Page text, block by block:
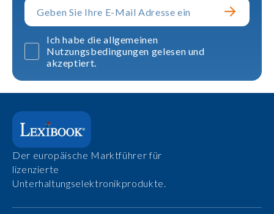
Ich habe die allgemeinen
Nutzungsbedingungen gelesen und
akzeptiert.
Der europäische Marktführer für
lizenzierte
Unterhaltungselektronikprodukte.